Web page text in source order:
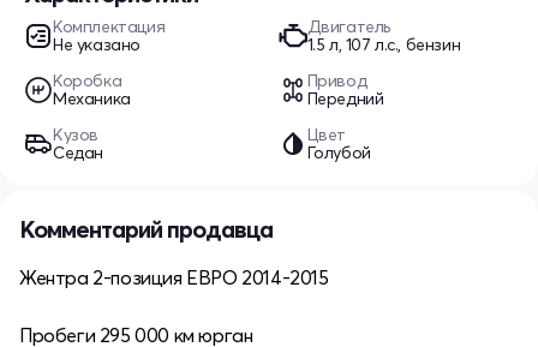
Комплектация
Не указано
Двигатель
1.5 л, 107 л.с., бензин
Коробка
Механика
Привод
Передний
Кузов
Седан
Цвет
Голубой
Комментарий продавца
Жентра 2-позиция ЕВРО 2014-2015
Пробеги 295 000 км юрган